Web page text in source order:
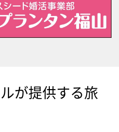
が提供する旅